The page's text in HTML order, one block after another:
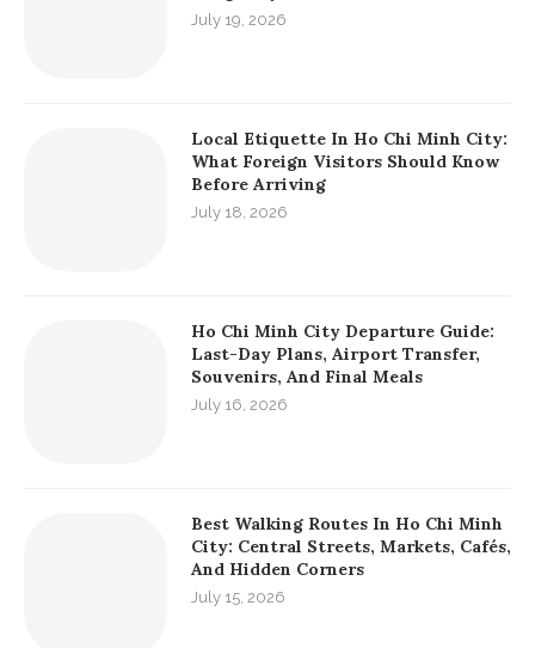
July 19, 2026
Local Etiquette In Ho Chi Minh City:
What Foreign Visitors Should Know
Before Arriving
July 18, 2026
Ho Chi Minh City Departure Guide:
Last-Day Plans, Airport Transfer,
Souvenirs, And Final Meals
July 16, 2026
Best Walking Routes In Ho Chi Minh
City: Central Streets, Markets, Cafés,
And Hidden Corners
July 15, 2026